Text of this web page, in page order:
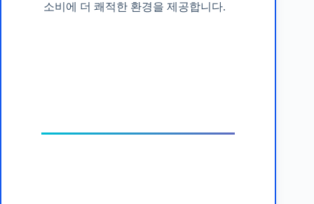
소비에 더 쾌적한 환경을 제공합니다.